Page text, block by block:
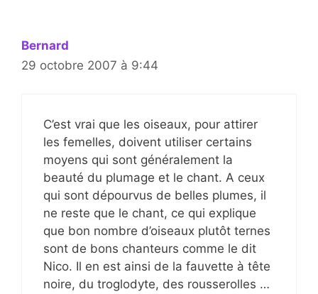
Bernard
29 octobre 2007 à 9:44
C’est vrai que les oiseaux, pour attirer
les femelles, doivent utiliser certains
moyens qui sont généralement la
beauté du plumage et le chant. A ceux
qui sont dépourvus de belles plumes, il
ne reste que le chant, ce qui explique
que bon nombre d’oiseaux plutôt ternes
sont de bons chanteurs comme le dit
Nico. Il en est ainsi de la fauvette à tête
noire, du troglodyte, des rousserolles …